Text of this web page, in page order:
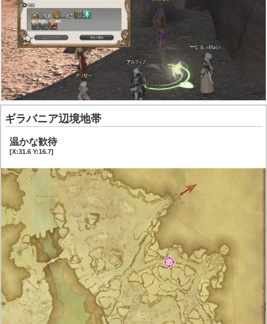
ギラバニア辺境地帯
温かな歓待
[X:31.6 Y:16.7]